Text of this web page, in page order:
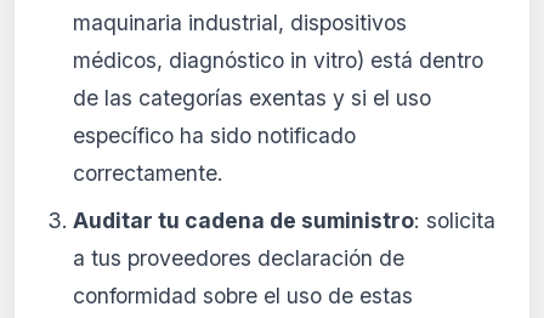
maquinaria industrial, dispositivos
médicos, diagnóstico in vitro) está dentro
de las categorías exentas y si el uso
específico ha sido notificado
correctamente.
Auditar tu cadena de suministro: solicita
a tus proveedores declaración de
conformidad sobre el uso de estas